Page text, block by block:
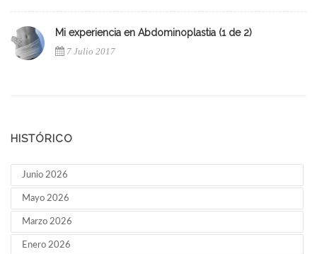
Mi experiencia en Abdominoplastia (1 de 2)
7 Julio 2017
HISTÓRICO
Junio 2026
Mayo 2026
Marzo 2026
Enero 2026